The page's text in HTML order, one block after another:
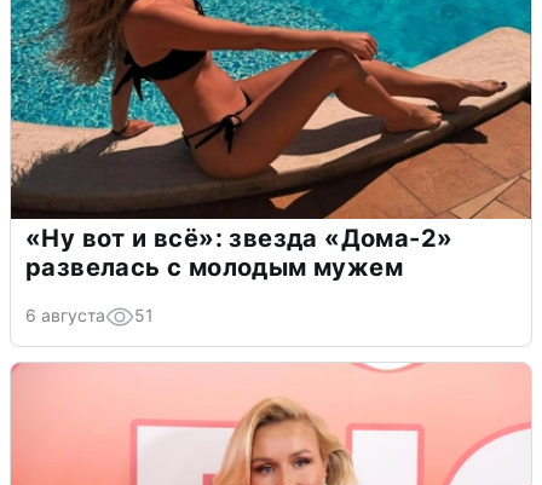
«Ну вот и всё»: звезда «Дома-2»
развелась с молодым мужем
6 августа 51